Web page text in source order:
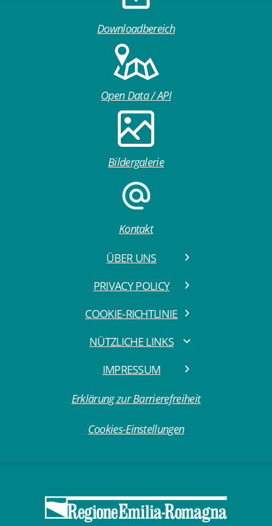
Downloadbereich
Open Data / API
Bildergalerie
Kontakt
ÜBER UNS
PRIVACY POLICY
COOKIE-RICHTLINIE
NÜTZLICHE LINKS
IMPRESSUM
Erklärung zur Barrierefreiheit
Cookies-Einstellungen